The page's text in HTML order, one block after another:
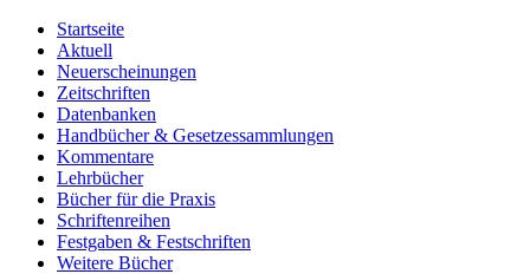
Startseite
Aktuell
Neuerscheinungen
Zeitschriften
Datenbanken
Handbücher & Gesetzessammlungen
Kommentare
Lehrbücher
Bücher für die Praxis
Schriftenreihen
Festgaben & Festschriften
Weitere Bücher